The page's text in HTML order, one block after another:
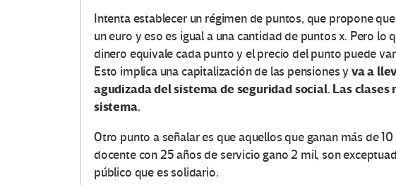
Intenta establecer un régimen de puntos, que propone
un euro y eso es igual a una cantidad de puntos x. Pero lo
dinero equivale cada punto y el precio del punto puede
Esto implica una capitalización de las pensiones y va a
agudizada del sistema de seguridad social. Las
sistema.
Otro punto a señalar es que aquellos que ganan más de
docente con 25 años de servicio gano 2 mil, son
público que es solidario.